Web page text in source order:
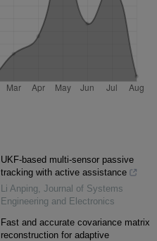
UKF-based multi-sensor passive
tracking with active assistance
Li Anping, Journal of Systems
Engineering and Electronics
Fast and accurate covariance matrix
reconstruction for adaptive